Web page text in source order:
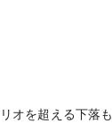
オを超える下落も